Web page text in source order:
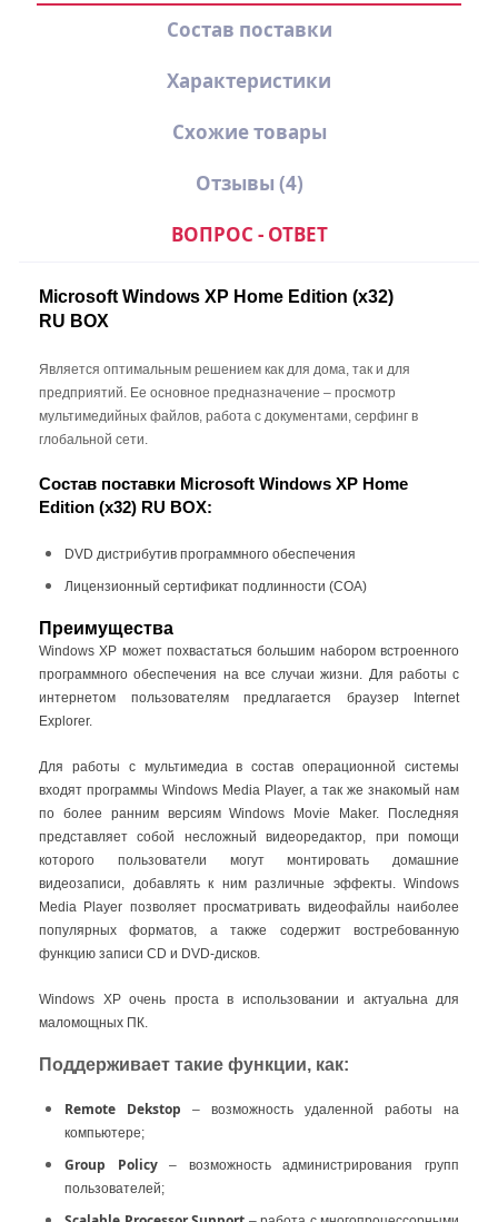
Состав поставки
Характеристики
Схожие товары
Отзывы (4)
ВОПРОС - ОТВЕТ
Состав поставки Microsoft
(x32) RU BOX (Коробочная
версия):
При покупке Windows XP Home
Edition BOX, вы получаете:
DVD-носитель с дистрибутивом
фирменной упаковке
Лицензионный сертификат
подлинности (COA)
Что такое BOX версия
BOX
Коробочная версия продукта -
поставляется в фирменной упаковке.
Содержит DVD-диск с установочным
дистрибутивом и сертификат
подлинности
Как заказать Коробочную версию
Microsoft Windows XP Home Edition
BOX в «Корзину», отредактируйте
Заполните предложенную форму в
оформлении заказа
Microsoft Windows XP Home Edition (x32)
RU BOX
Является оптимальным решением как для дома, так и для
предприятий. Ее основное предназначение – просмотр
мультимедийных файлов, работа с документами, серфинг в
глобальной сети.
Состав поставки Microsoft Windows XP Home
Edition (x32) RU BOX:
DVD дистрибутив программного обеспечения
Лицензионный сертификат подлинности (COA)
Преимущества
Windows XP может похвастаться большим набором встроенного
программного обеспечения на все случаи жизни. Для работы с
интернетом пользователям предлагается браузер Internet
Explorer.
Для работы с мультимедиа в состав операционной системы
входят программы Windows Media Player, а так же знакомый нам
по более ранним версиям Windows Movie Maker. Последняя
представляет собой несложный видеоредактор, при помощи
которого пользователи могут монтировать домашние
видеозаписи, добавлять к ним различные эффекты. Windows
Media Player позволяет просматривать видеофайлы наиболее
популярных форматов, а также содержит востребованную
функцию записи CD и DVD-дисков.
Windows XP очень проста в использовании и актуальна для
маломощных ПК.
Поддерживает такие функции, как:
Remote Dekstop – возможность удаленной работы на
компьютере;
Group Policy– возможность администрирования групп
пользователей;